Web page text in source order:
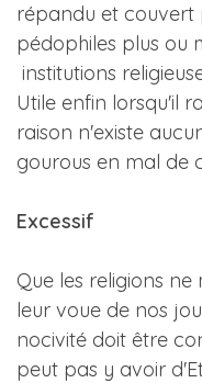
répandu et couvert
pédophiles plus ou
institutions
Utile enfin lorsqu'il
raison n'existe
gourous en mal de
Excessif
Que les religions
leur voue de nos
nocivité doit être
peut pas y avoir